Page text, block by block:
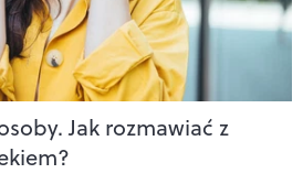
Jak rozmawiać z